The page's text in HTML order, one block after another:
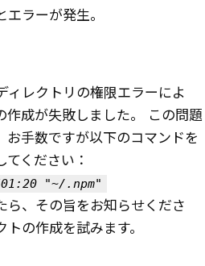
ラーが発生。
ィレクトリの権限エラーによ
作成が失敗しました。 この問題
お手数ですが以下のコマンドを
ください：
"~/.npm"
ら、その旨をお知らせくださ
の作成を試みます。